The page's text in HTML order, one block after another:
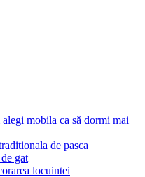
mobila ca să dormi mai
de pasca
gat
locuintei